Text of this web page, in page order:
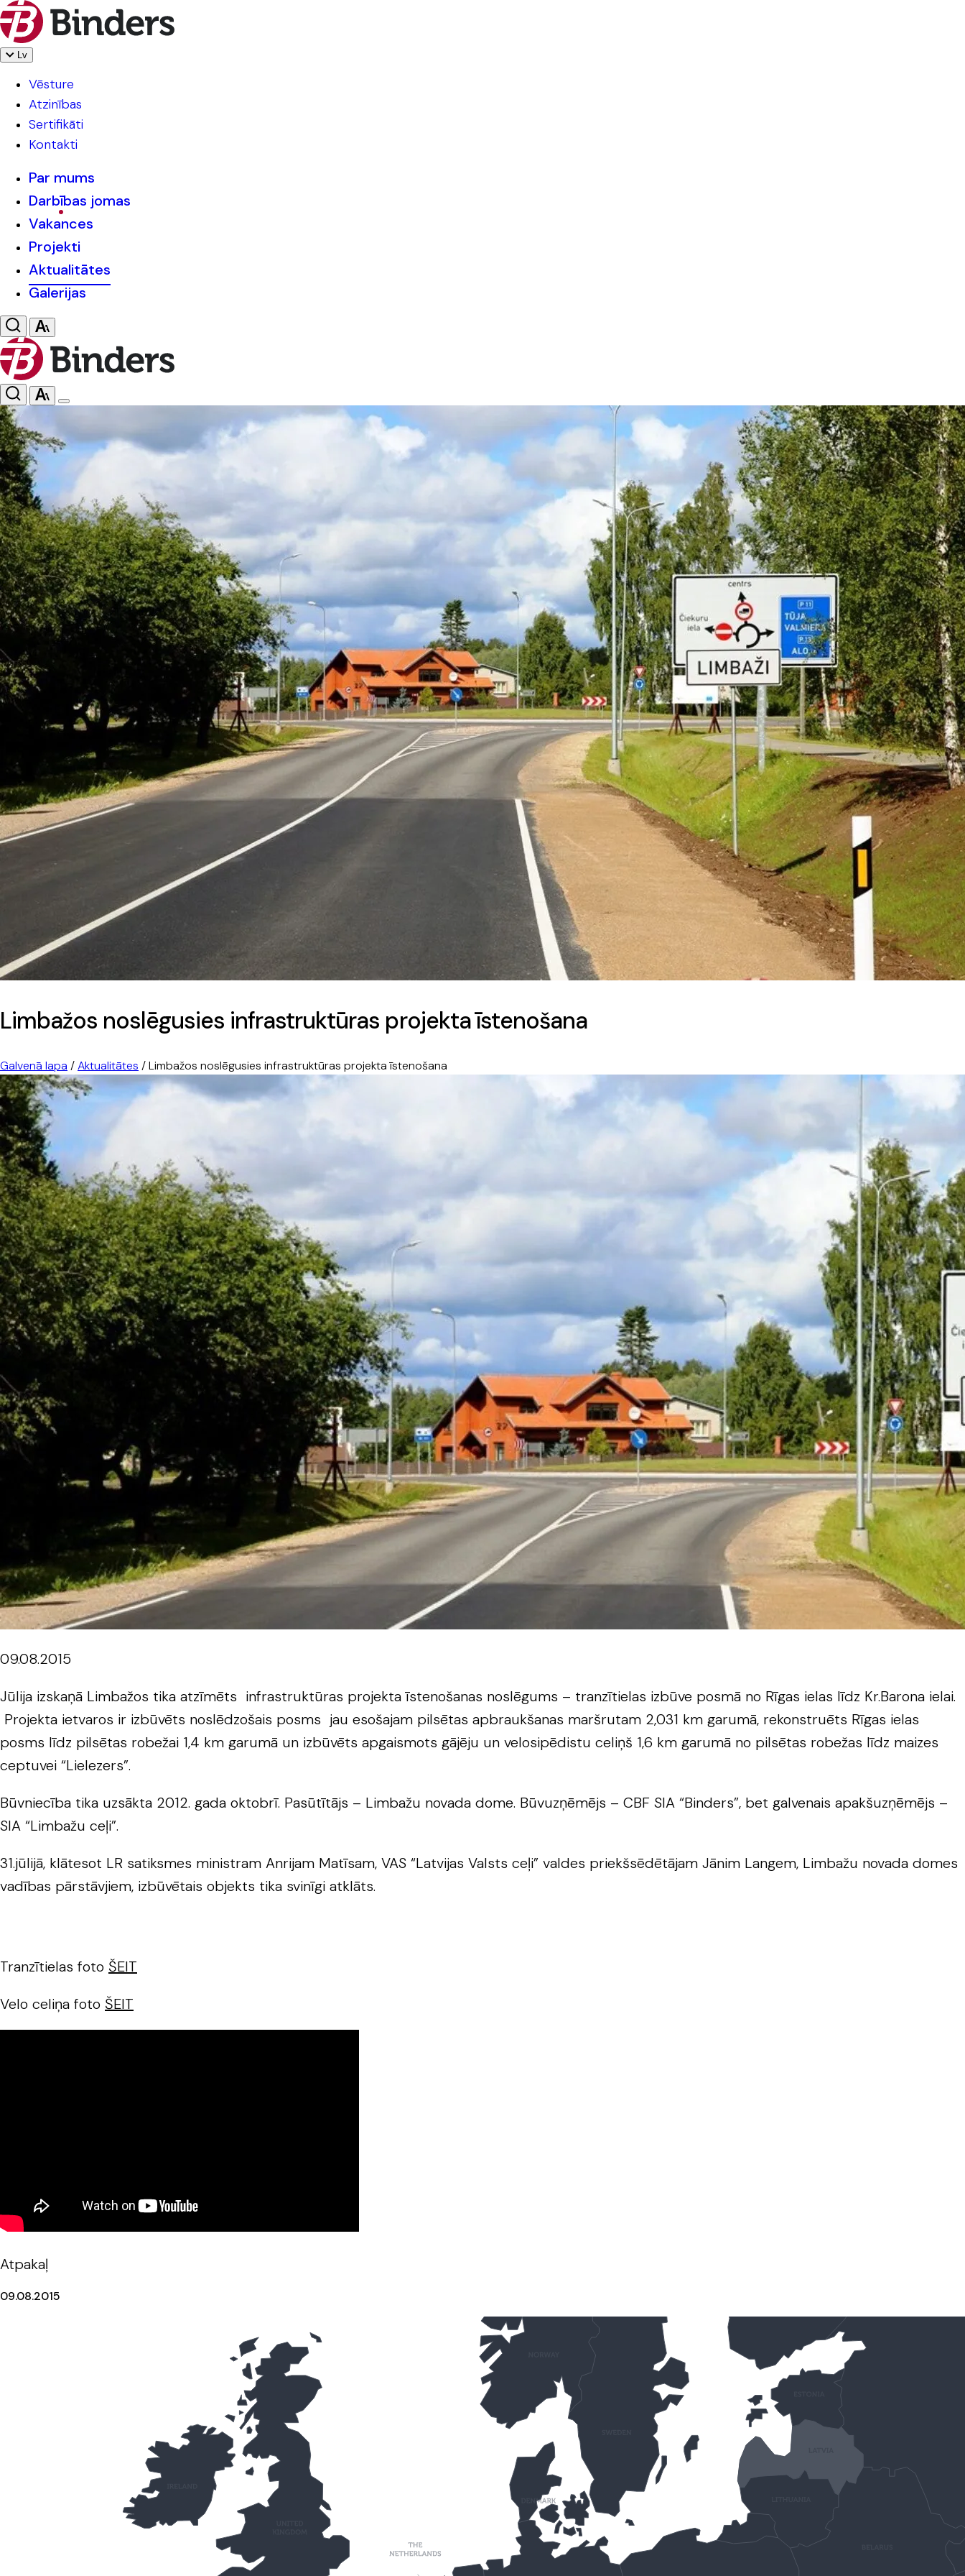
Lv
Vēsture
Atzinības
Sertifikāti
Kontakti
Par mums
Darbības jomas
Vakances
Projekti
Aktualitātes
Galerijas
Limbažos noslēgusies infrastruktūras projekta īstenošana
Galvenā lapa /Aktualitātes /Limbažos noslēgusies infrastruktūras projekta īstenošana
09.08.2015
Jūlija izskaņā Limbažos tika atzīmēts infrastruktūras projekta īstenošanas noslēgums – tranzītielas izbūve posmā no Rīgas ielas līdz Kr.Barona ielai.
Projekta ietvaros ir izbūvēts noslēdzošais posms jau esošajam pilsētas apbraukšanas maršrutam 2,031 km garumā, rekonstruēts Rīgas ielas
posms līdz pilsētas robežai 1,4 km garumā un izbūvēts apgaismots gājēju un velosipēdistu celiņš 1,6 km garumā no pilsētas robežas līdz maizes
ceptuvei “Lielezers”.
Būvniecība tika uzsākta 2012. gada oktobrī. Pasūtītājs – Limbažu novada dome. Būvuzņēmējs – CBF SIA “Binders”, bet galvenais apakšuzņēmējs –
SIA “Limbažu ceļi”.
31.jūlijā, klātesot LR satiksmes ministram Anrijam Matīsam, VAS “Latvijas Valsts ceļi” valdes priekšsēdētājam Jānim Langem, Limbažu novada domes
vadības pārstāvjiem, izbūvētais objekts tika svinīgi atklāts.
Tranzītielas foto ŠEIT
Velo celiņa foto ŠEIT
Atpakaļ
09.08.2015